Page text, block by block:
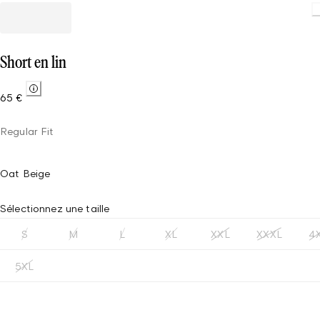
Short en lin
65 €
Regular Fit
Oat Beige
Sélectionnez une taille
S M L XL XXL XXXL
5XL